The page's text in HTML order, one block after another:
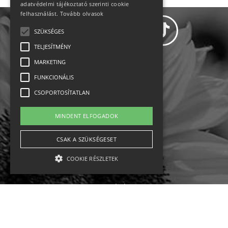
Állásajánlatok
Impresszum-kapcsolat
Jogi nyilatkozat
English
adatvédelmi tájékoztató szerinti cookie
felhasználást. Tovább olvasok
SZÜKSÉGES
TELJESÍTMÉNY
MARKETING
FUNKCIONÁLIS
CSOPORTOSÍTATLAN
MINDENT ELFOGADOK
CSAK A SZÜKSÉGESET
COOKIE RÉSZLETEK